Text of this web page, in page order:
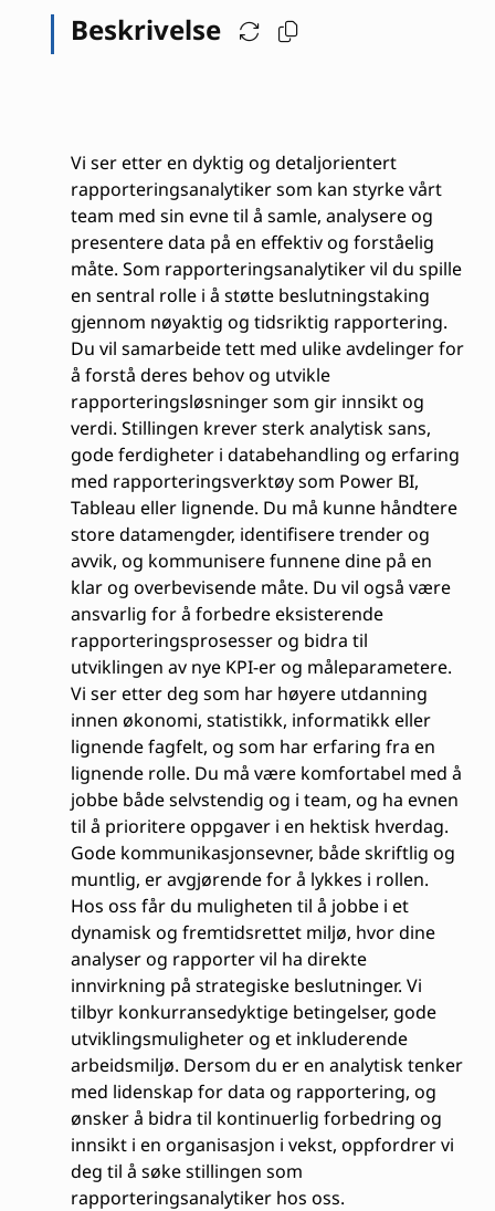
Beskrivelse
Vi ser etter en dyktig og detaljorientert
rapporteringsanalytiker som kan styrke vårt
team med sin evne til å samle, analysere og
presentere data på en effektiv og forståelig
måte. Som rapporteringsanalytiker vil du spille
en sentral rolle i å støtte beslutningstaking
gjennom nøyaktig og tidsriktig rapportering.
Du vil samarbeide tett med ulike avdelinger for
å forstå deres behov og utvikle
rapporteringsløsninger som gir innsikt og
verdi. Stillingen krever sterk analytisk sans,
gode ferdigheter i databehandling og erfaring
med rapporteringsverktøy som Power BI,
Tableau eller lignende. Du må kunne håndtere
store datamengder, identifisere trender og
avvik, og kommunisere funnene dine på en
klar og overbevisende måte. Du vil også være
ansvarlig for å forbedre eksisterende
rapporteringsprosesser og bidra til
utviklingen av nye KPI-er og måleparametere.
Vi ser etter deg som har høyere utdanning
innen økonomi, statistikk, informatikk eller
lignende fagfelt, og som har erfaring fra en
lignende rolle. Du må være komfortabel med å
jobbe både selvstendig og i team, og ha evnen
til å prioritere oppgaver i en hektisk hverdag.
Gode kommunikasjonsevner, både skriftlig og
muntlig, er avgjørende for å lykkes i rollen.
Hos oss får du muligheten til å jobbe i et
dynamisk og fremtidsrettet miljø, hvor dine
analyser og rapporter vil ha direkte
innvirkning på strategiske beslutninger. Vi
tilbyr konkurransedyktige betingelser, gode
utviklingsmuligheter og et inkluderende
arbeidsmiljø. Dersom du er en analytisk tenker
med lidenskap for data og rapportering, og
ønsker å bidra til kontinuerlig forbedring og
innsikt i en organisasjon i vekst, oppfordrer vi
deg til å søke stillingen som
rapporteringsanalytiker hos oss.